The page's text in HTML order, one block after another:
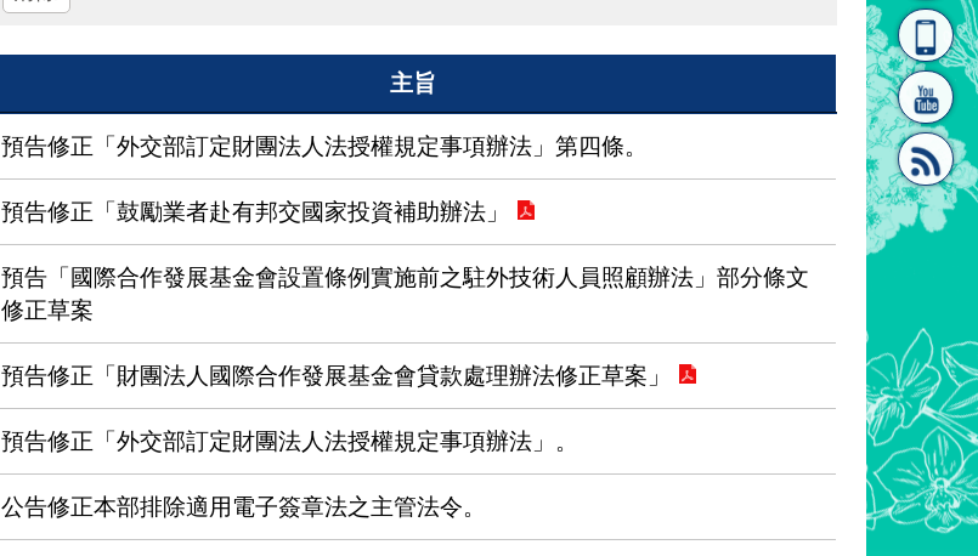
結]"
主旨
預告修正「外交部訂定財團法人法授權規定事項辦法」第四條。
預告修正「鼓勵業者赴有邦交國家投資補助辦法」
預告「國際合作發展基金會設置條例實施前之駐外技術人員照顧辦法」部分條文
修正草案
預告修正「財團法人國際合作發展基金會貸款處理辦法修正草案」
預告修正「外交部訂定財團法人法授權規定事項辦法」。
公告修正本部排除適用電子簽章法之主管法令。